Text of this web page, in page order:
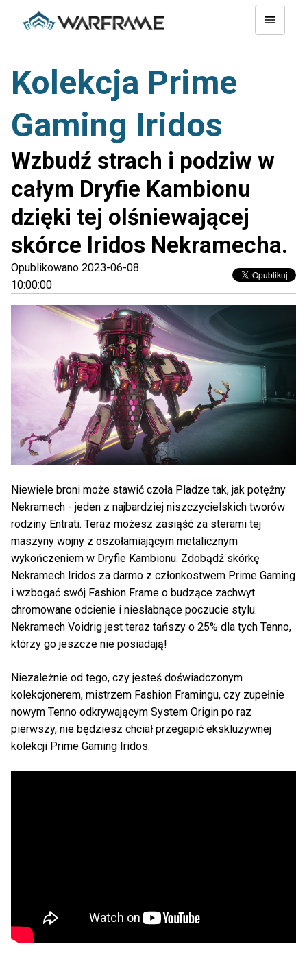
Kolekcja Prime
Gaming Iridos
Wzbudź strach i podziw w
całym Dryfie Kambionu
dzięki tej olśniewającej
skórce Iridos Nekramecha.
Opublikowano 2023-06-08
10:00:00
Niewiele broni może stawić czoła Pladze tak, jak potężny
Nekramech - jeden z najbardziej niszczycielskich tworów
rodziny Entrati. Teraz możesz zasiąść za sterami tej
maszyny wojny z oszołamiającym metalicznym
wykończeniem w Dryfie Kambionu. Zdobądź skórkę
Nekramech Iridos za darmo z członkostwem Prime Gaming
i wzbogać swój Fashion Frame o budzące zachwyt
chromowane odcienie i niesłabnące poczucie stylu.
Nekramech Voidrig jest teraz tańszy o 25% dla tych Tenno,
którzy go jeszcze nie posiadają!
Niezależnie od tego, czy jesteś doświadczonym
kolekcjonerem, mistrzem Fashion Framingu, czy zupełnie
nowym Tenno odkrywającym System Origin po raz
pierwszy, nie będziesz chciał przegapić ekskluzywnej
kolekcji Prime Gaming Iridos.